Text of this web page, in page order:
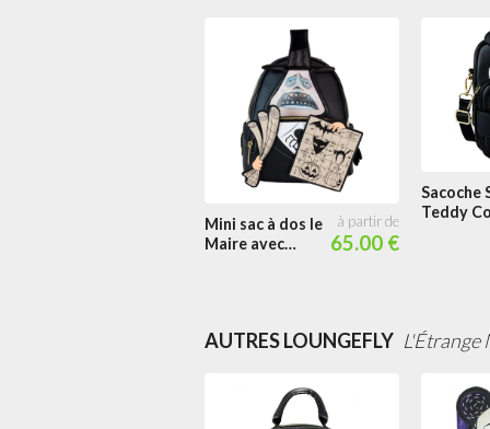
Mini sac à dos le
Maire avec
65.00 €
Sacoche
Teddy
AUTRES LOUNGEFLY L'Étrange